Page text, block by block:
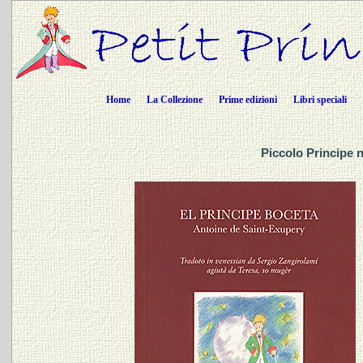
Home La Collezione Prime edizioni Libri speciali
Piccolo Principe